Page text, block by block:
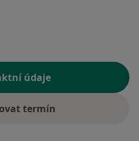
údaje
termín